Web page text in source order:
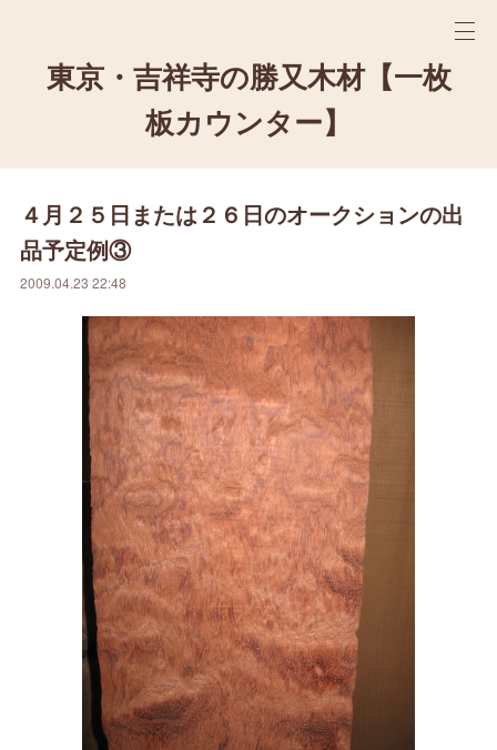
東京・吉祥寺の勝又木材【一枚
板カウンター】
４月２５日または２６日のオークションの出
品予定例③
2009.04.23 22:48